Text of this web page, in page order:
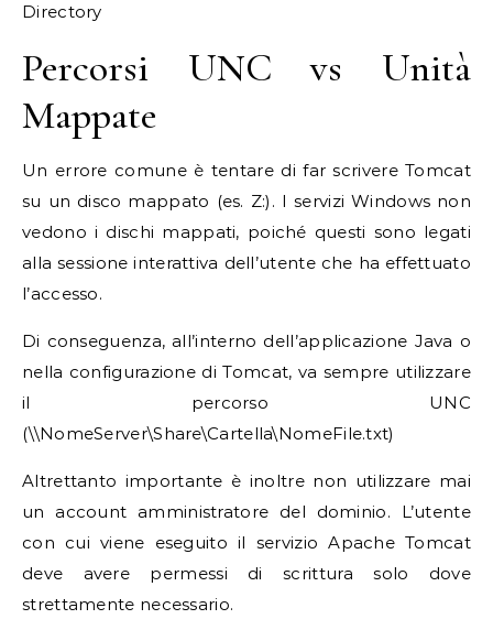
Directory
Percorsi UNC vs Unità
Mappate
Un errore comune è tentare di far scrivere Tomcat
su un disco mappato (es. Z:). I servizi Windows non
vedono i dischi mappati, poiché questi sono legati
alla sessione interattiva dell’utente che ha effettuato
l’accesso.
Di conseguenza, all’interno dell’applicazione Java o
nella configurazione di Tomcat, va sempre utilizzare
il percorso UNC
(\\NomeServer\Share\Cartella\NomeFile.txt)
Altrettanto importante è inoltre non utilizzare mai
un account amministratore del dominio. L’utente
con cui viene eseguito il servizio Apache Tomcat
deve avere permessi di scrittura solo dove
strettamente necessario.